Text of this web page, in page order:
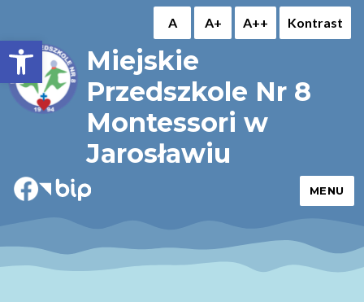
Miejskie
Przedszkole Nr 8
Montessori w
Jarosławiu
A A+ A++ Kontrast
MENU
Otwórz pasek narzędzi